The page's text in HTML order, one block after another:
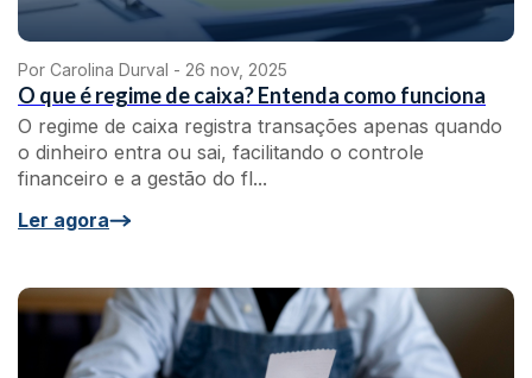
Por Carolina Durval - 26 nov, 2025
O que é regime de caixa? Entenda como funciona
O regime de caixa registra transações apenas quando
o dinheiro entra ou sai, facilitando o controle
financeiro e a gestão do fl...
Ler agora